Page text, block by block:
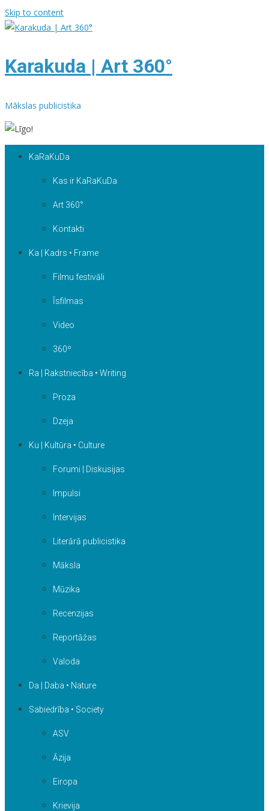
Skip to content
Karakuda | Art 360°
Mākslas publicistika
KaRaKuDa
Kas ir KaRaKuDa
Art 360°
Kontakti
Ka | Kadrs • Frame
Filmu festivāli
Īsfilmas
Video
360º
Ra | Rakstniecība • Writing
Proza
Dzeja
Ku | Kultūra • Culture
Forumi | Diskusijas
Impulsi
Intervijas
Literārā publicistika
Māksla
Mūzika
Recenzijas
Reportāžas
Valoda
Da | Daba • Nature
Sabiedrība • Society
ASV
Āzija
Eiropa
Krievija